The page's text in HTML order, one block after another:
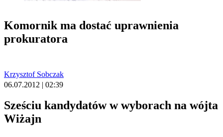
Komornik ma dostać uprawnienia
prokuratora
Krzysztof Sobczak
06.07.2012 | 02:39
Sześciu kandydatów w wyborach na wójta
Wiżajn